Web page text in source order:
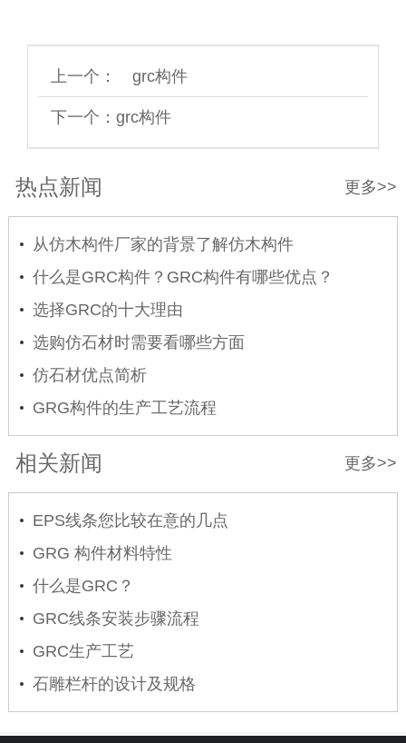
上一个： grc构件
下一个： grc构件
更多>>
热点新闻
从仿木构件厂家的背景了解仿木构件
什么是GRC构件？GRC构件有哪些优点？
选择GRC的十大理由
选购仿石材时需要看哪些方面
仿石材优点简析
GRG构件的生产工艺流程
更多>>
相关新闻
EPS线条您比较在意的几点
GRG 构件材料特性
什么是GRC？
GRC线条安装步骤流程
GRC生产工艺
石雕栏杆的设计及规格